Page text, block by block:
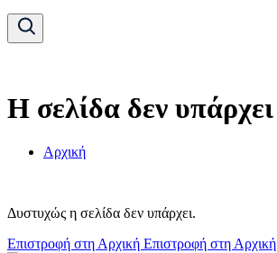
Η σελίδα δεν υπάρχει
Αρχική
Δυστυχώς η σελίδα δεν υπάρχει.
Επιστροφή στη Αρχική Επιστροφή στη Αρχική